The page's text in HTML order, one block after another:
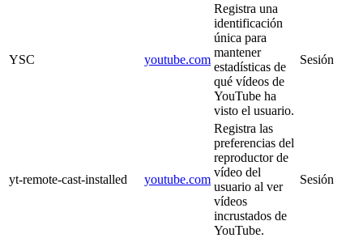
YSC youtube.com
Registra una
identificación
única para
mantener
estadísticas de
qué vídeos de
YouTube ha
visto el usuario.
Sesión
yt-remote-cast-installed youtube.com
Registra las
preferencias del
reproductor de
vídeo del
usuario al ver
vídeos
incrustados de
YouTube.
Sesión